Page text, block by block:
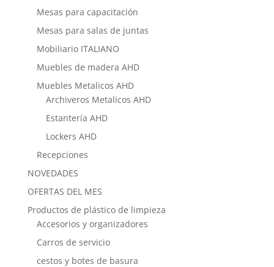
Mesas para capacitación
Mesas para salas de juntas
Mobiliario ITALIANO
Muebles de madera AHD
Muebles Metalicos AHD
Archiveros Metalicos AHD
Estantería AHD
Lockers AHD
Recepciones
NOVEDADES
OFERTAS DEL MES
Productos de plástico de limpieza
Accesorios y organizadores
Carros de servicio
cestos y botes de basura